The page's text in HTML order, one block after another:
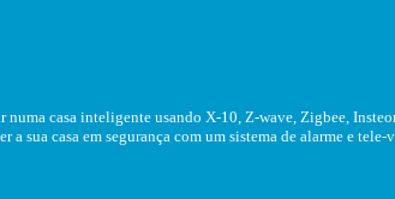
casa inteligente usando X-10, Z-wave, Zigbee,
sua casa em segurança com um sistema de alarme e